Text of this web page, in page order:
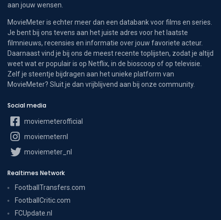
aan jouw wensen.
MovieMeter is echter meer dan een databank voor films en series.
Je bent bij ons tevens aan het juiste adres voor het laatste
filmnieuws, recensies en informatie over jouw favoriete acteur.
Daarnaast vind je bij ons de meest recente toplijsten, zodat je altijd
weet wat er populair is op Netflix, in de bioscoop of op televisie.
Zelf je steentje bijdragen aan het unieke platform van
MovieMeter? Sluit je dan vrijblijvend aan bij onze community.
Social media
moviemeterofficial
moviemeternl
moviemeter_nl
Realtimes Network
FootballTransfers.com
FootballCritic.com
FCUpdate.nl